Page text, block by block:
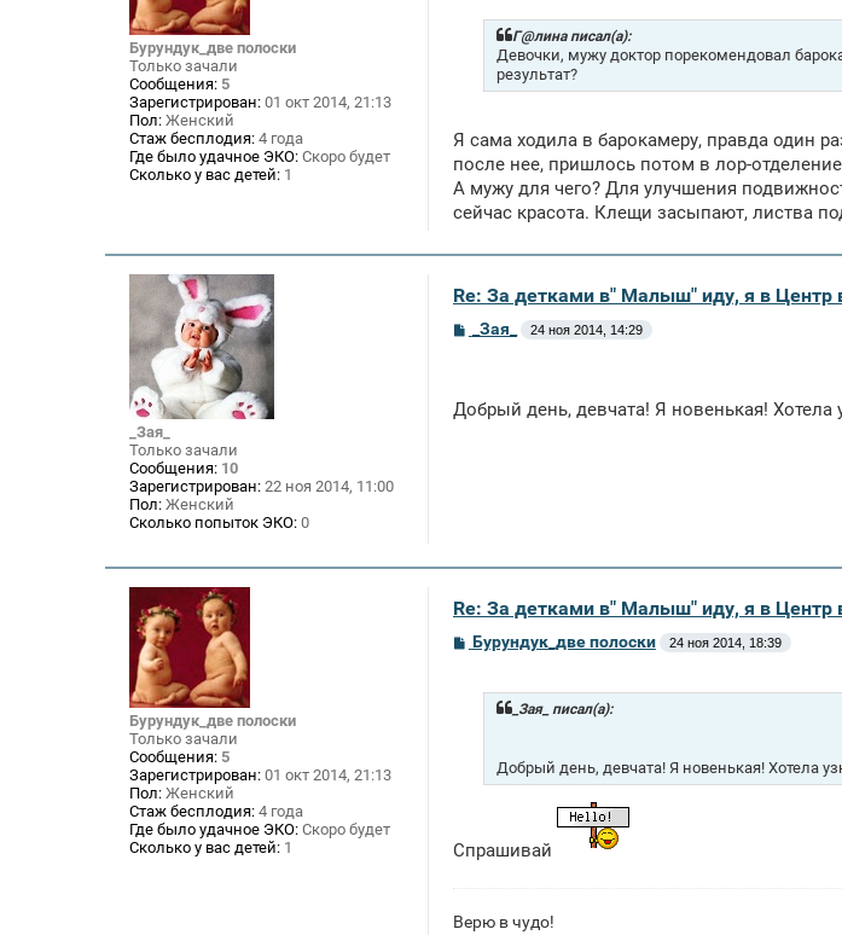
Бурундук_две полоски
Только зачали
Сообщения: 5
Зарегистрирован: 01 окт 2014, 21:13
Пол: Женский
Стаж бесплодия: 4 года
Где было удачное ЭКО: Скоро будет
Сколько у вас детей: 1
Г@лина писал(а):
Девочки, мужу доктор порекомендовал
результат?
Я сама ходила в барокамеру, правда один
после нее, пришлось потом в лор-
А мужу для чего? Для улучшения
сейчас красота. Клещи засыпают, листва
_Зая_
Только зачали
Сообщения: 10
Зарегистрирован: 22 ноя 2014, 11:00
Пол: Женский
Сколько попыток ЭКО: 0
Re: За детками в" Малыш" иду, я в
е
_Зая_ 24 ноя 2014, 14:29
Добрый день, девчата! Я новенькая! Хотела
Бурундук_две полоски
Только зачали
Сообщения: 5
Зарегистрирован: 01 окт 2014, 21:13
Пол: Женский
Стаж бесплодия: 4 года
Где было удачное ЭКО: Скоро будет
Сколько у вас детей: 1
Re: За детками в" Малыш" иду, я в
СБурундук_две полоски 24 ноя 2014, 18:39
_Зая_ писал(а):
Добрый день, девчата! Я новенькая! Хотела
Спрашивай
Верю в чудо!